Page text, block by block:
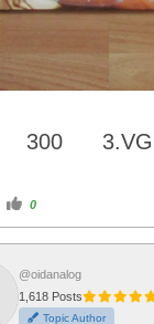
300
C
l
i
k
o
r
t
h
0
@oidanalog
1,618 Posts
Topic Author